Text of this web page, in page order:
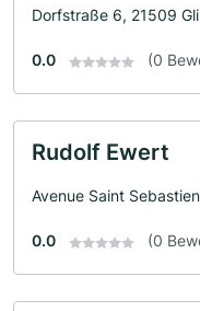
Dorfstraße 6, 21509
0.0 (0
Rudolf Ewert
Avenue Saint
0.0 (0